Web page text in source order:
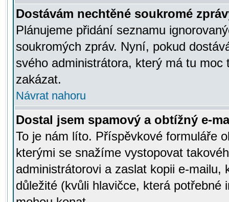
Dostávám nechtěné soukromé
Plánujeme přidání seznamu
soukromých zpráv. Nyní, pokud
svého administrátora, který má tu
zakázat.
Návrat nahoru
Dostal jsem spamový a obtížný e-
To je nám líto. Příspěvkové formuláře
kterými se snažíme vystopovat
administrátorovi a zaslat kopii e-mailu,
důležité (kvůli hlavičce, která potřebné